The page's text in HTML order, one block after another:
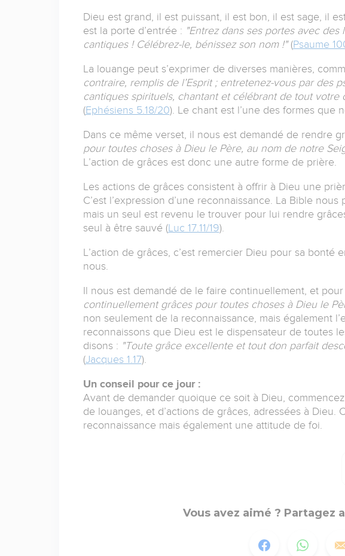
Dieu est grand, il est puissant, il est bon, il est sage, il
est la porte d’entrée : "Entrez dans ses portes avec
cantiques ! Célébrez-le, bénissez son nom !"(Psaume
La louange peut s’exprimer de diverses manières,
contraire, remplis de l’Esprit ; entretenez-vous par des
cantiques spirituels, chantant et célébrant de tout
(Ephésiens 5.18/20). Le chant est l’une des formes que
Dans ce même verset, il nous est demandé de rendre
pour toutes choses à Dieu le Père, au nom de notre
L’action de grâces est donc une autre forme de prière.
Les actions de grâces consistent à offrir à Dieu une
C’est l’expression d’une reconnaissance. La Bible
mais un seul est revenu le trouver pour lui rendre
seul à être sauvé (Luc 17.11/19).
L’action de grâces, c’est remercier Dieu pour sa
nous.
Il nous est demandé de le faire continuellement, et
continuellement grâces pour toutes choses à Dieu le
non seulement de la reconnaissance, mais également
reconnaissons que Dieu est le dispensateur de toutes
disons : "Toute grâce excellente et tout don parfait
(Jacques 1.17).
Un conseil pour ce jour :
Avant de demander quoique ce soit à Dieu,
de louanges, et d’actions de grâces, adressées à Dieu.
reconnaissance mais également une attitude de foi.
Vous avez aimé ? Partagez